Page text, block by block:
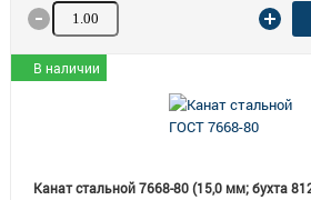
Количество товара
В наличии
Канат стальной 7668-80 (15,0 мм; бухта